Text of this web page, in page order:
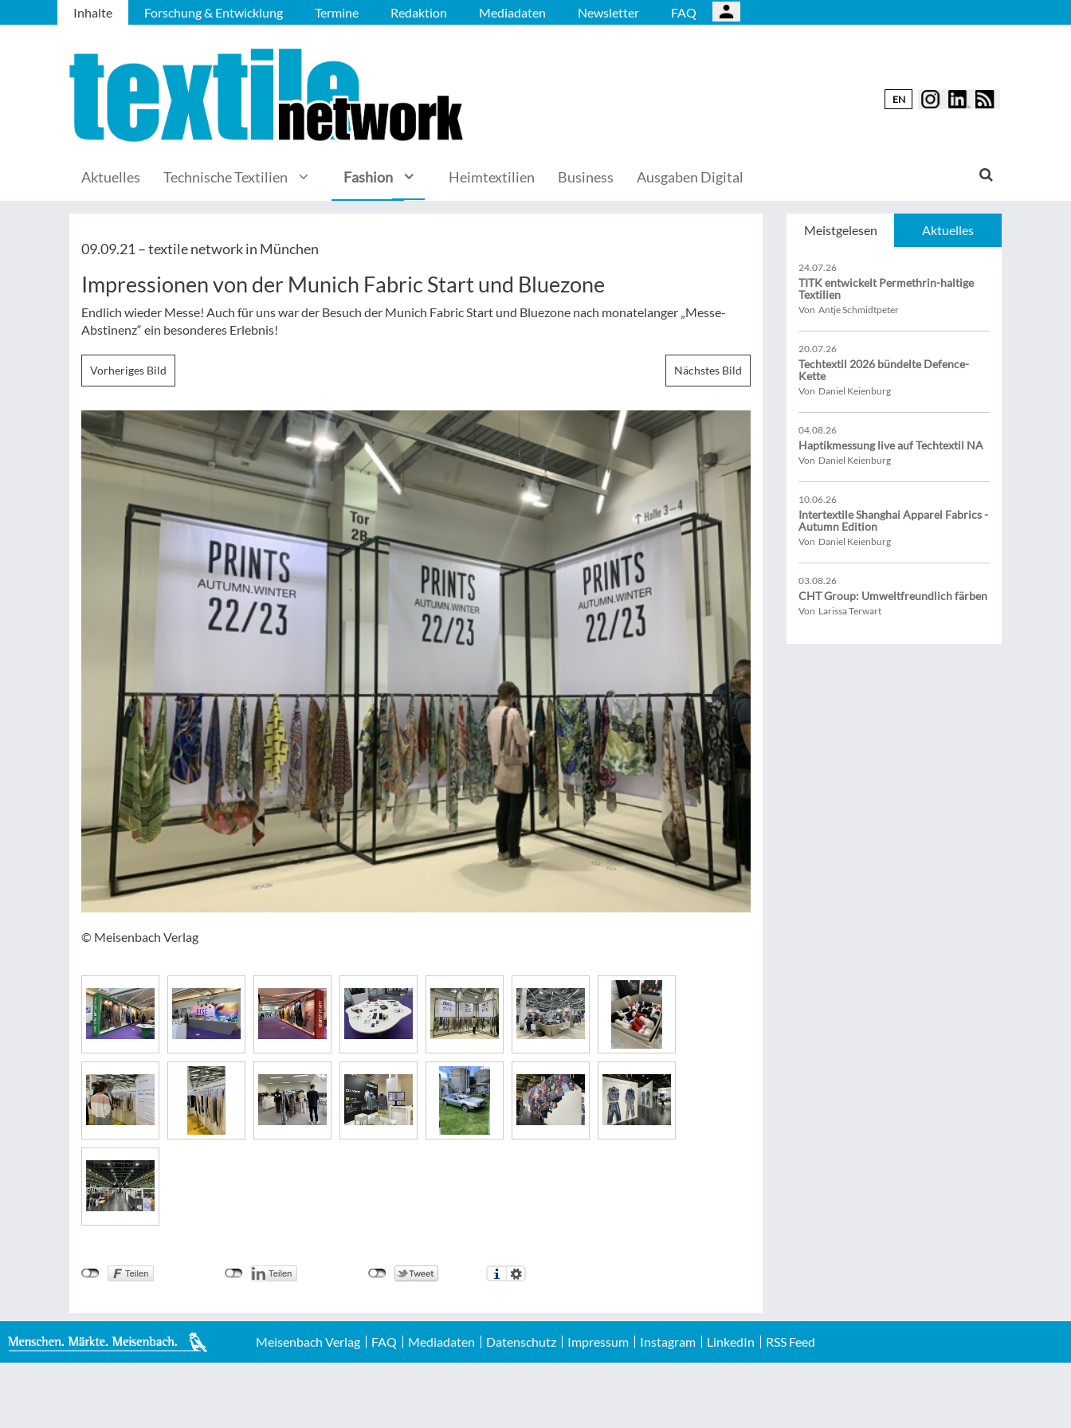
Inhalte Forschung & Entwicklung Termine Redaktion Mediadaten Newsletter FAQ
EN
Aktuelles Technische Textilien Fashion Heimtextilien Business Ausgaben Digital
09.09.21 –textile network in München
Impressionen von der Munich Fabric Start und Bluezone
Endlich wieder Messe! Auch für uns war der Besuch der Munich Fabric Start und Bluezone nach monatelanger „Messe-
Abstinenz“ ein besonderes Erlebnis!
Vorheriges Bild Nächstes Bild
© Meisenbach Verlag
Meistgelesen Aktuelles
24.07.26
TITK entwickelt Permethrin-haltige
Textilien
Von Antje Schmidtpeter
20.07.26
Techtextil 2026 bündelte Defence-
Kette
Von Daniel Keienburg
04.08.26
Haptikmessung live auf Techtextil NA
Von Daniel Keienburg
10.06.26
Intertextile Shanghai Apparel Fabrics -
Autumn Edition
Von Daniel Keienburg
03.08.26
CHT Group: Umweltfreundlich färben
Von Larissa Terwart
Meisenbach Verlag FAQ Mediadaten Datenschutz Impressum Instagram LinkedIn RSS Feed